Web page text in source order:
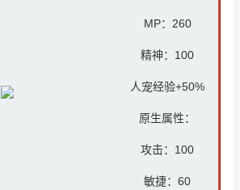
MP：260
精神：100
人宠经验+50%
原生属性：
攻击： 100
敏捷：60